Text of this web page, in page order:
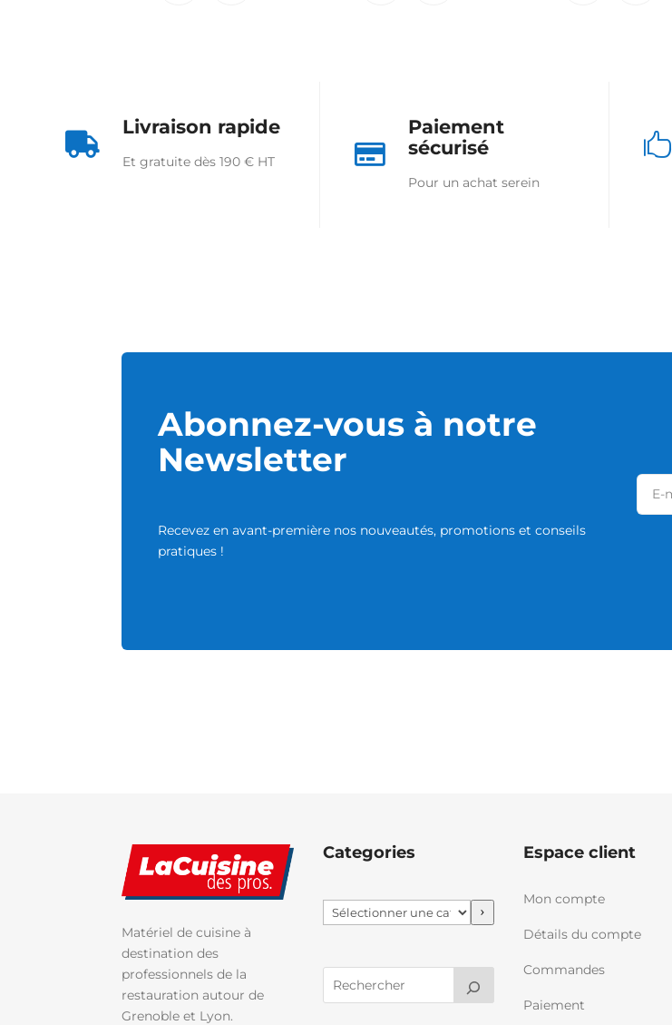

Livraison rapide
Et gratuite dès 190 € HT 
Paiement
sécurisé
Pour un achat serein

Abonnez-vous à notre
Newsletter
Recevez en avant-première nos nouveautés, promotions et conseils
pratiques !
Matériel de cuisine à
destination des
professionnels de la
restauration autour de
Grenoble et Lyon.
Categories
Sélectionner
une
Espace client
Mon compte
Détails du compte
Commandes
Paiement